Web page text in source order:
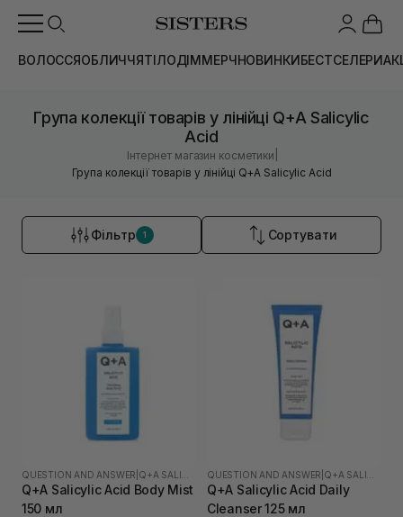
ВОЛОССЯОБЛИЧЧЯТІЛОДІММЕРЧНОВИНКИБЕСТСЕЛЕРИ
Група колекції товарів у лінійці Q+A Salicylic
Acid
Інтернет магазин косметики
Група колекції товарів у лінійці Q+A Salicylic Acid
Фільтр 1 Сортувати
QUESTION AND ANSWER
Q+A Salicylic Acid Body Mist
150 мл
QUESTION AND ANSWER
Q+A Salicylic Acid Daily
Cleanser 125 мл